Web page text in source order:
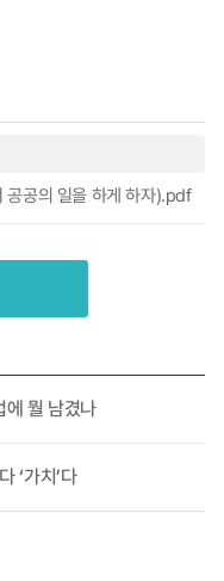
공의 일을 하게 하자).pdf
에 뭘 남겼나
‘가치’다